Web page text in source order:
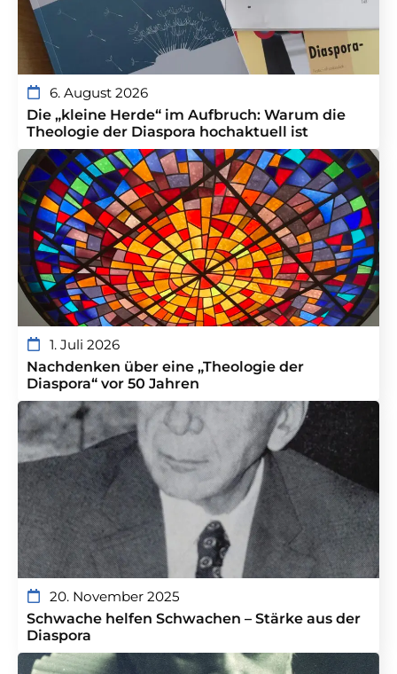
6. August 2026
Die „kleine Herde“ im Aufbruch: Warum die
Theologie der Diaspora hochaktuell ist
1. Juli 2026
Nachdenken über eine „Theologie der
Diaspora“ vor 50 Jahren
20. November 2025
Schwache helfen Schwachen – Stärke aus der
Diaspora